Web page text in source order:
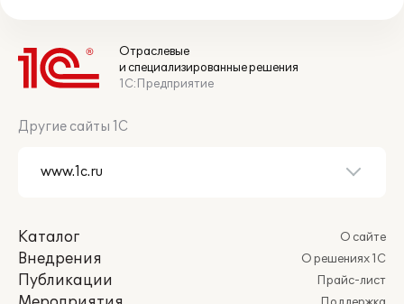
Отраслевые
и специализированные решения
1С:Предприятие
Другие сайты 1С
Каталог
Внедрения
Публикации
О сайте
О решениях 1С
Прайс-лист